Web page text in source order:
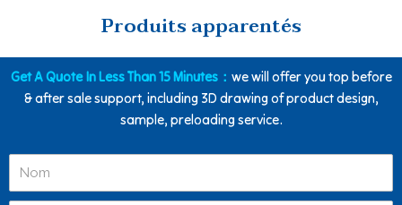
Produits apparentés
Get A Quote In Less Than 15 Minutes： we will offer you top before
& after sale support, including 3D drawing of product design,
sample, preloading service.